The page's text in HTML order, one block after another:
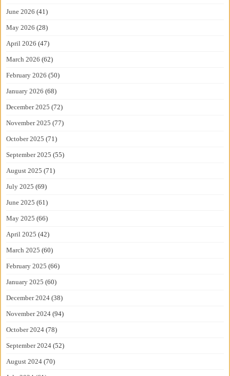
June 2026 (41)
May 2026 (28)
April 2026 (47)
March 2026 (62)
February 2026 (50)
January 2026 (68)
December 2025 (72)
November 2025 (77)
October 2025 (71)
September 2025 (55)
August 2025 (71)
July 2025 (69)
June 2025 (61)
May 2025 (66)
April 2025 (42)
March 2025 (60)
February 2025 (66)
January 2025 (60)
December 2024 (38)
November 2024 (94)
October 2024 (78)
September 2024 (52)
August 2024 (70)